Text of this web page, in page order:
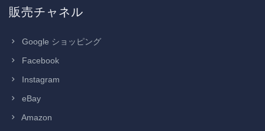
販売チャネル
Google ショッピング
Facebook
Instagram
eBay
Amazon